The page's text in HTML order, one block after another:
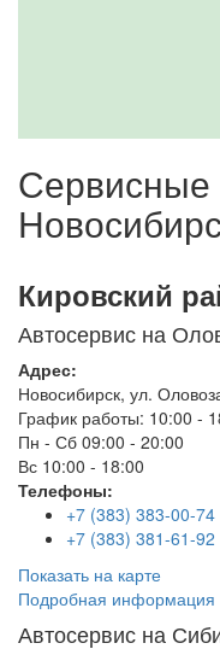
Сервисные
Кировский
Автосервис на
Адрес:
Новосибирск, ул.
График работы: 10:00 -
Пн - Сб 09:00 - 20:00
Вс 10:00 - 18:00
Телефоны:
+7 (383) 383-00-74
+7 (383) 381-61-92
Показать на карте
Подробная информация
Автосервис на